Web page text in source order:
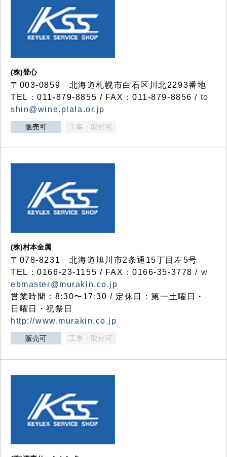
(株)登心
〒003-0859 北海道札幌市白石区川北2293番地
TEL：011-879-8855 / FAX：011-879-8856 / to
shin@wine.plala.or.jp
販売可 工事・取付可
(株)村本金属
〒078-8231 北海道旭川市2条通15丁目左5号
TEL：0166-23-1155 / FAX：0166-35-3778 / w
ebmaster@murakin.co.jp
営業時間：8:30〜17:30 / 定休日：第一土曜日・
日曜日・祝祭日
http://www.murakin.co.jp
販売可 工事・取付可